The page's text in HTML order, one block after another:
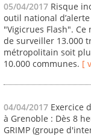
05/04/2017 Risque
outil national
"Vigicrues Flash".
de surveiller 13.000
métropolitain soit
10.000 communes. [
04/04/2017 Exercice
à Grenoble : Dès 8
GRIMP (groupe